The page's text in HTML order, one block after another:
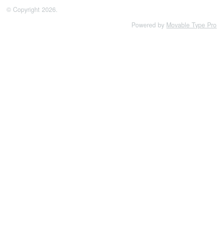
© Copyright 2026.
Powered by Movable Type Pro